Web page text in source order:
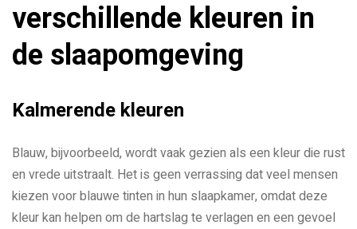
verschillende kleuren in
de slaapomgeving
Kalmerende kleuren
Blauw, bijvoorbeeld, wordt vaak gezien als een kleur die rust
en vrede uitstraalt. Het is geen verrassing dat veel mensen
kiezen voor blauwe tinten in hun slaapkamer, omdat deze
kleur kan helpen om de hartslag te verlagen en een gevoel